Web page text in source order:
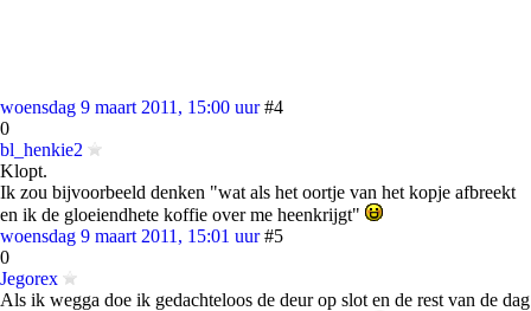
woensdag 9 maart 2011, 15:00 uur #4
0
bl_henkie2
Klopt.
Ik zou bijvoorbeeld denken "wat als het oortje van het kopje afbreekt
en ik de gloeiendhete koffie over me heenkrijgt"
woensdag 9 maart 2011, 15:01 uur #5
0
Jegorex
Als ik wegga doe ik gedachteloos de deur op slot en de rest van de dag